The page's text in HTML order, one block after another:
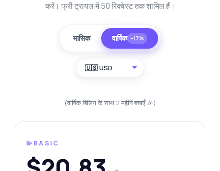
करें। फ्री ट्रायल में 50 रिक्वेस्ट तक शामिल हैं।
मासिक वार्षिक −17%
🇺🇸 USD
(वार्षिक बिलिंग के साथ 2 महीने बचाएँ 🎉)
💫BASIC